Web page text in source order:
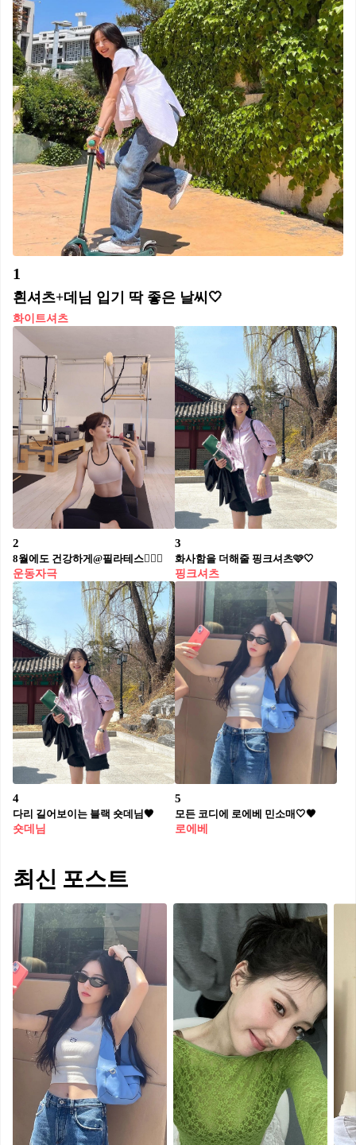
1
흰셔츠+데님 입기 딱 좋은 날씨🤍
화이트셔츠
2
8월에도 건강하게@필라테스🧘🏻‍♀️
운동자극
3
화사함을 더해줄 핑크셔츠🩷🤍
핑크셔츠
4
다리 길어보이는 블랙 숏데님🖤​
숏데님
5
모든 코디에 로에베 민소매🤍🖤
로에베
최신 포스트